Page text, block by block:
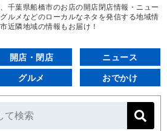
千葉県船橋市のお店の開店閉店情報・ニュー
ルメなどのローカルなネタを発信する地域情
近隣地域の情報もお届け！
開店・閉店 ニュース
グルメ おでかけ